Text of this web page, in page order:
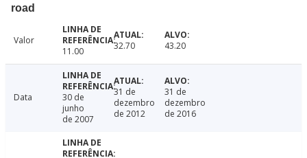
road
Valor
11.00
32.70 43.20
Data
30 de
junho
de 2007
31 de
dezembro
de 2012
31 de
dezembro
de 2016